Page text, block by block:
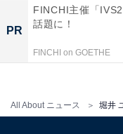
All About ニュース 堀井
PR
FINCHI主催「
話題に！
FINCHI on GOETHE